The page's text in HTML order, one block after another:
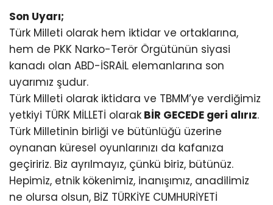
Son Uyarı;
Türk Milleti olarak hem iktidar ve ortaklarına,
hem de PKK Narko-Terör Örgütünün siyasi
kanadı olan ABD-İSRAİL elemanlarına son
uyarımız şudur.
Türk Milleti olarak iktidara ve TBMM’ye verdiğimiz
yetkiyi TÜRK MİLLETİ olarak BİR GECEDE geri alırız.
Türk Milletinin birliği ve bütünlüğü üzerine
oynanan küresel oyunlarınızı da kafanıza
geçiririz. Biz ayrılmayız, çünkü biriz, bütünüz.
Hepimiz, etnik kökenimiz, inanışımız, anadilimiz
ne olursa olsun, BİZ TÜRKİYE CUMHURİYETİ